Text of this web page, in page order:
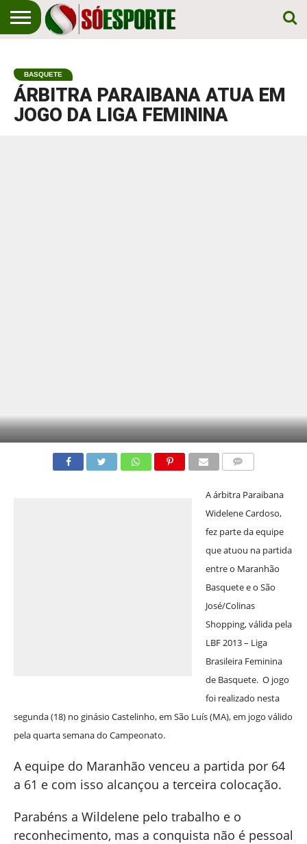
EM
PRIMEIRO
ESPORTE
BASQUETE
ÁRBITRA PARAIBANA ATUA EM
JOGO DA LIGA FEMININA
A árbitra Paraibana
Widelene Cardoso,
fez parte da equipe
que atuou na partida
entre o Maranhão
Basquete e o São
José/Colinas
Shopping, válida pela
LBF 2013 – Liga
Brasileira Feminina
de Basquete. O jogo
foi realizado nesta
segunda (18) no ginásio Castelinho, em São Luís (MA), em jogo válido
pela quarta semana do Campeonato.
A equipe do Maranhão venceu a partida por 64
a 61 e com isso alcançou a terceira colocação.
Parabéns a Wildelene pelo trabalho e o
reconhecimento, mas a conquista não é pessoal